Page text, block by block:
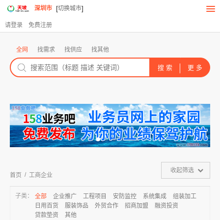
深圳市 [切换城市]
请登录 免费注册
全网 找需求 找供应 找其他
首页 / 工商企业
收起筛选
子类： 全部 企业推广 工程项目 安防监控 系统集成
组装加工
日用百货
服装饰品 外贸合作 招商加盟
融资投资
贷款垫资
其他